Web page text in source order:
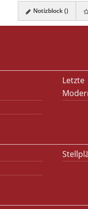
Notizblock ()
Letzte